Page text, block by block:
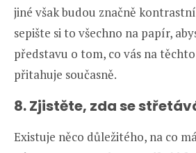
jiné však budou značně
sepište si to všechno na papír,
představu o tom, co vás na
přitahuje současně.
8. Zjistěte, zda se
Existuje něco důležitého, na co